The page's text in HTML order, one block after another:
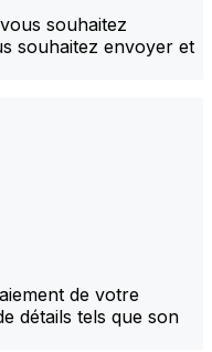
souhaitez
souhaitez envoyer et
de votre
détails tels que son